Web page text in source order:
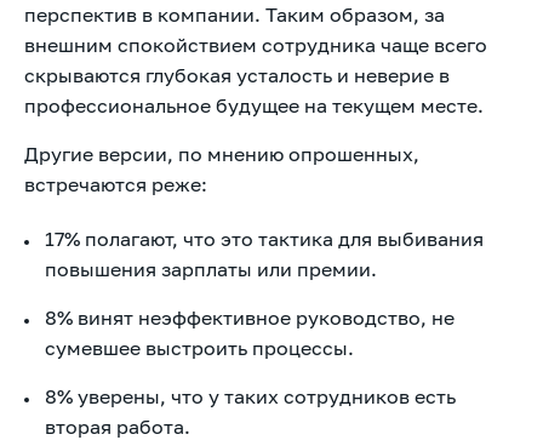
перспектив в компании. Таким образом, за
внешним спокойствием сотрудника чаще всего
скрываются глубокая усталость и неверие в
профессиональное будущее на текущем месте.
Другие версии, по мнению опрошенных,
встречаются реже:
17% полагают, что это тактика для выбивания
повышения зарплаты или премии.
8% винят неэффективное руководство, не
сумевшее выстроить процессы.
8% уверены, что у таких сотрудников есть
вторая работа.